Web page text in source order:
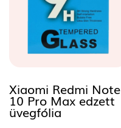
Xiaomi Redmi Note
10 Pro Max edzett
üvegfólia